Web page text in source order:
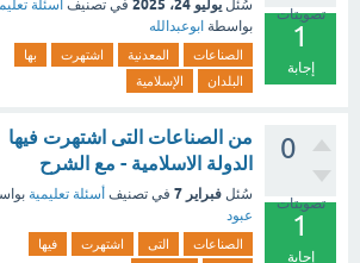
تصويتات
1
إجابة
سُئل يوليو 24، 2025 في تصنيف أسئلة
بواسطة ابوعبدالله
الصناعات المعدنية اشتهرت
بها
البلدان
الإسلامية
0
تصويتات
1
إجابة
من الصناعات التى اشتهرت فيها
الدولة الاسلامية - مع الشرح
سُئل فبراير 7 في تصنيف أسئلة تعليمية
عبود
الصناعات التى اشتهرت
فيها